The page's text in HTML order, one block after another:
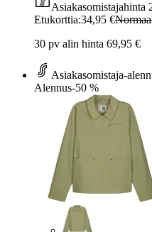
Asiakasomistajahinta
Etukorttia:34,95 €
30 pv alin hinta 69,95 €
Asiakasomistaja-
Alennus-50 %